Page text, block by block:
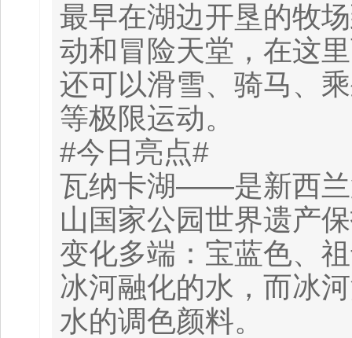
最早在湖边开垦的牧
动和冒险天堂，在这
还可以滑雪、骑马、
等极限运动。
#今日亮点#
瓦纳卡湖——是新西兰
山国家公园世界遗产
变化多端：宝蓝色、
冰河融化的水，而冰
水的调色颜料。